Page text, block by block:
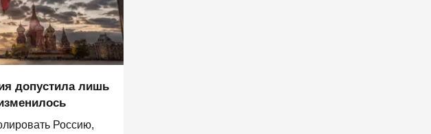
допустила лишь
Россию,